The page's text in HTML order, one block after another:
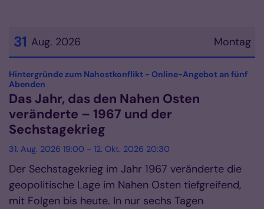
Montag
31 Aug. 2026
Datum: 31. August 2026
Hintergründe zum Nahostkonflikt - Online-Angebot an fünf
Abenden
Das Jahr, das den Nahen Osten
veränderte – 1967 und der
Sechstagekrieg
31. Aug. 2026 19:00 - 12. Okt. 2026 20:30
Der Sechstagekrieg im Jahr 1967 veränderte die
geopolitische Lage im Nahen Osten tiefgreifend,
mit Folgen bis heute. In nur sechs Tagen